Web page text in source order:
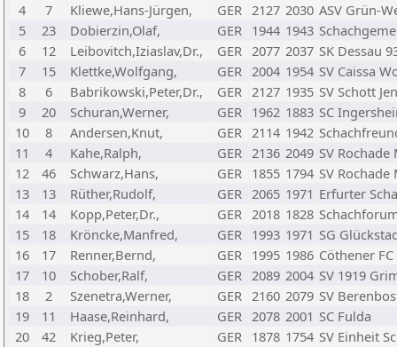
4
7 Kliewe,Hans-Jürgen, GER 2127 2030 ASV Grün-
5
23 Dobierzin,Olaf, GER 1944 1943
6
12 Leibovitch,Iziaslav,Dr., GER 2077 2037 SK Dessau
7
15 Klettke,Wolfgang, GER 2004 1954 SV Caissa
8
6 Babrikowski,Peter,Dr., GER 2127 1935 SV Schott
9
20 Schuran,Werner, GER 1962 1883 SC
10
8 Andersen,Knut, GER 2114 1942
11
4 Kahe,Ralph, GER 2136 2049 SV
12
46 Schwarz,Hans, GER 1855 1794 SV
13
13 Rüther,Rudolf, GER 2065 1971 Erfurter
14
14 Kopp,Peter,Dr., GER 2018 1828
15
18 Kröncke,Manfred, GER 1993 1971 SG
16
17 Renner,Bernd, GER 1995 1986 Cöthener
17
10 Schober,Ralf, GER 2089 2004 SV 1919
18
2 Szenetra,Werner, GER 2160 2079 SV
19
11 Haase,Reinhard, GER 2078 2001 SC Fulda
20
42 Krieg,Peter, GER 1878 1754 SV Einheit